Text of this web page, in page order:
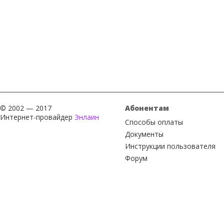
© 2002 — 2017
Интернет-провайдер Энлаин
Абонентам
Способы оплаты
Документы
Инструкции пользователя
Форум